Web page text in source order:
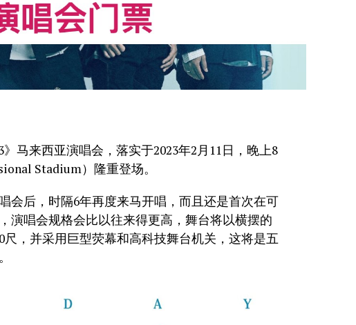
马来西亚演唱会，落实于2023年2月11日，晚上8
Stadium）隆重登场。
会后，时隔6年再度来马开唱，而且还是首次在可
演唱会规格会比以往来得更高，舞台将以横摆的
，并采用巨型荧幕和高科技舞台机关，这将是五